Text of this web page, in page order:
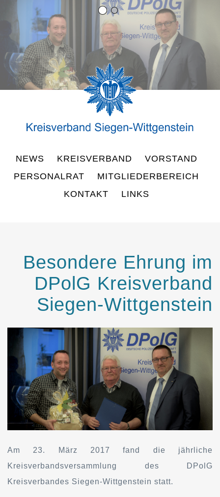
NEWS KREISVERBAND
VORSTAND
PERSONALRAT
MITGLIEDERBEREICH
KONTAKT
LINKS
Besondere Ehrung im
DPolG Kreisverband
Siegen-Wittgenstein
Am 23. März 2017 fand die jährliche
Kreisverbandsversammlung des DPolG
Kreisverbandes Siegen-Wittgenstein statt.